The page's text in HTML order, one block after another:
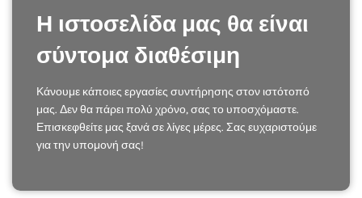
Η ιστοσελίδα μας θα είναι
σύντομα διαθέσιμη
Κάνουμε κάποιες εργασίες συντήρησης στον ιστότοπό
μας. Δεν θα πάρει πολύ χρόνο, σας το υποσχόμαστε.
Επισκεφθείτε μας ξανά σε λίγες μέρες. Σας ευχαριστούμε
για την υπομονή σας!